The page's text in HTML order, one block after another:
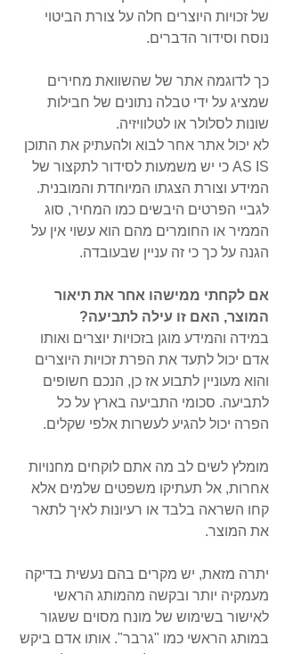
של זכויות היוצרים חלה על צורת הביטוי
נוסח וסידור הדברים.
כך לדוגמה אתר של שהשוואת מחירים
שמציג על ידי טבלה נתונים של חבילות
שונות לסלולר או לטלוויזיה.
לא יכול אתר אחר לבוא ולהעתיק את התוכן
AS IS כי יש משמעות לסידור לתקצור של
המידע וצורת הצגתו המיוחדת והמובנית.
לגביי הפרטים היבשים כמו המחיר, סוג
הממיר או החומרים מהם הוא עשוי אין על
הגנה על כך כי זה עניין שבעובדה.
אם לקחתי ממישהו אחר את תיאור
המוצר, האם זו עילה לתביעה?
במידה והמידע מוגן בזכויות יוצרים ואותו
אדם יכול לתעד את הפרת זכויות היוצרים
והוא מעוניין לתבוע אז כן, הנכם חשופים
לתביעה. סכומי התביעה בארץ על כל
הפרה יכול להגיע לעשרות אלפי שקלים.
מומלץ לשים לב מה אתם לוקחים מחנויות
אחרות, אל תעתיקו משפטים שלמים אלא
קחו השראה בלבד או רעיונות לאיך לתאר
את המוצר.
יתרה מזאת, יש מקרים בהם נעשית בדיקה
מעמקיה יותר ובקשה מהמותג הראשי
לאישור בשימוש של מונח מסוים ששגור
במותג הראשי כמו "גרבר". אותו אדם ביקש